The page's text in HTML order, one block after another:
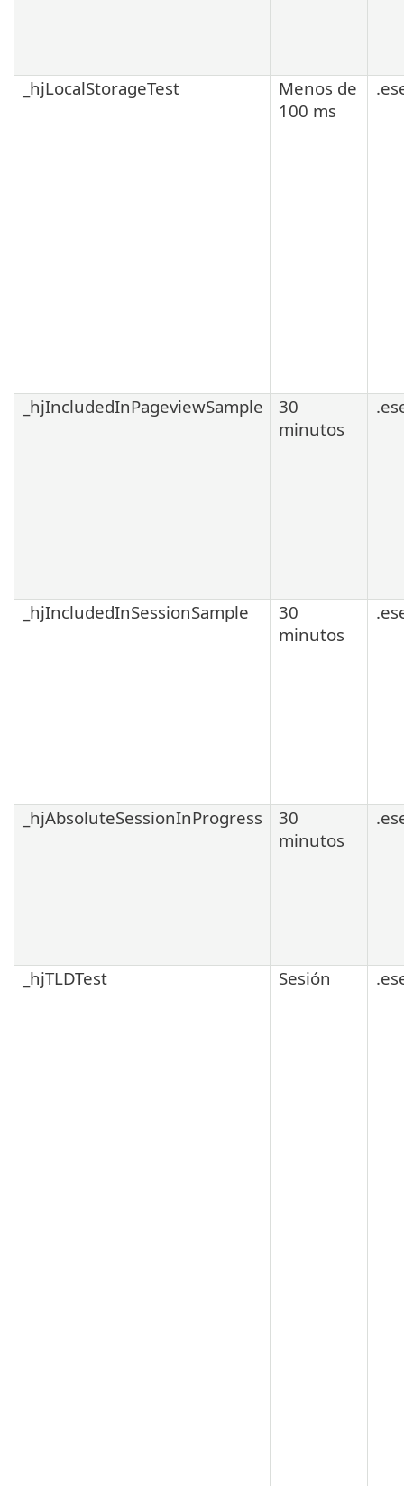
_hjLocalStorageTest
Menos de
100 ms
_hjIncludedInPageviewSample
30
minutos
_hjIncludedInSessionSample
30
minutos
_hjAbsoluteSessionInProgress
30
minutos
_hjTLDTest Sesión